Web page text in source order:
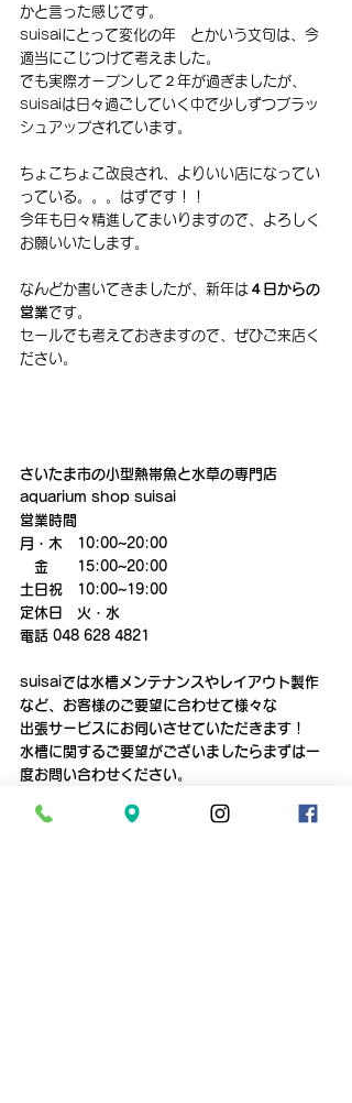
かと言った感じです。
suisaiにとって変化の年　とかいう文句は、今
適当にこじつけて考えました。
でも実際オープンして２年が過ぎましたが、
suisaiは日々過ごしていく中で少しずつブラッ
シュアップされています。
ちょこちょこ改良され、よりいい店になってい
っている。。。はずです！！
今年も日々精進してまいりますので、よろしく
お願いいたします。
なんどか書いてきましたが、新年は ４日からの
営業です。
セールでも考えておきますので、ぜひご来店く
ださい。
さいたま市の小型熱帯魚と水草の専門店
aquarium shop suisai
営業時間
月・木　10:00~20:00
金　　15:00~20:00
土日祝　10:00~19:00
定休日　火・水
電話 048 628 4821
suisaiでは水槽メンテナンスやレイアウト製作
など、お客様のご要望に合わせて様々な
出張サービスにお伺いさせていただきます！
水槽に関するご要望がございましたらまずは一
度お問い合わせください。